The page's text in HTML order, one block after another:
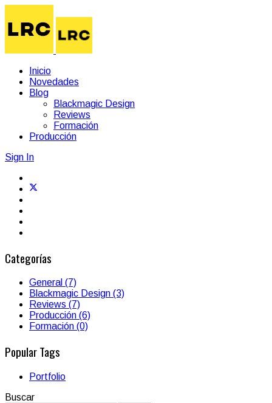
Inicio
Novedades
Blog
Blackmagic Design
Reviews
Formación
Producción
Sign In
Categorías
General (7)
Blackmagic Design (3)
Reviews (7)
Producción (6)
Formación (0)
Popular Tags
Portfolio
Buscar